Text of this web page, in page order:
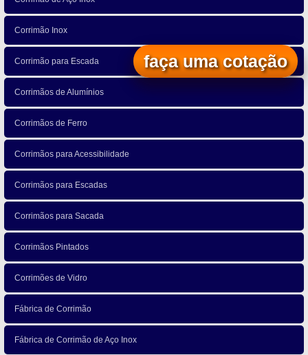
Corrimão Inox
Corrimão para Escada
Corrimãos de Alumínios
Corrimãos de Ferro
Corrimãos para Acessibilidade
Corrimãos para Escadas
Corrimãos para Sacada
Corrimãos Pintados
Corrimões de Vidro
Fábrica de Corrimão
Fábrica de Corrimão de Aço Inox
faça uma cotação